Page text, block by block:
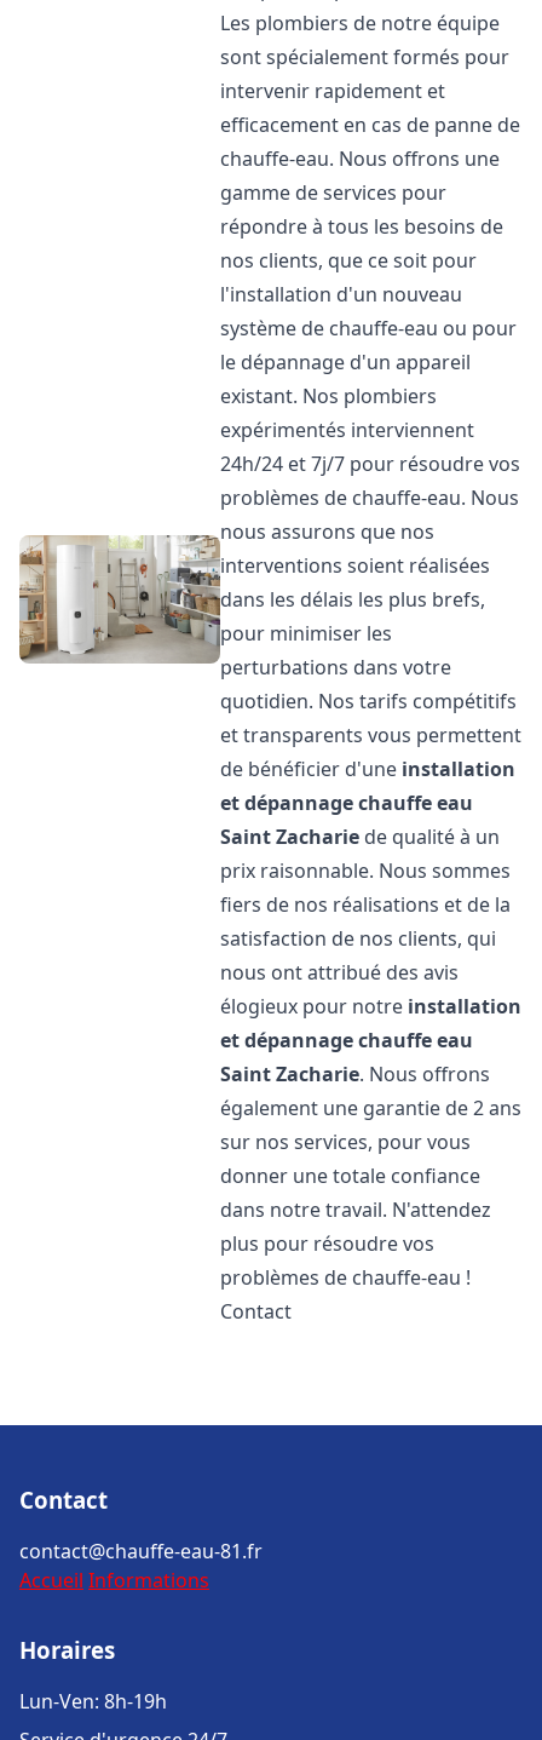
Les plombiers de notre équipe
sont spécialement formés pour
intervenir rapidement et
efficacement en cas de panne de
chauffe-eau. Nous offrons une
gamme de services pour
répondre à tous les besoins de
nos clients, que ce soit pour
l'installation d'un nouveau
système de chauffe-eau ou pour
le dépannage d'un appareil
existant. Nos plombiers
expérimentés interviennent
24h/24 et 7j/7 pour résoudre vos
problèmes de chauffe-eau. Nous
nous assurons que nos
interventions soient réalisées
dans les délais les plus brefs,
pour minimiser les
perturbations dans votre
quotidien. Nos tarifs compétitifs
et transparents vous permettent
de bénéficier d'une installation
et dépannage chauffe eau
Saint Zacharie de qualité à un
prix raisonnable. Nous sommes
fiers de nos réalisations et de la
satisfaction de nos clients, qui
nous ont attribué des avis
élogieux pour notre installation
et dépannage chauffe eau
Saint Zacharie. Nous offrons
également une garantie de 2 ans
sur nos services, pour vous
donner une totale confiance
dans notre travail. N'attendez
plus pour résoudre vos
problèmes de chauffe-eau !
Contact
Contact
contact@chauffe-eau-81.fr
Accueil Informations
Horaires
Lun-Ven: 8h-19h